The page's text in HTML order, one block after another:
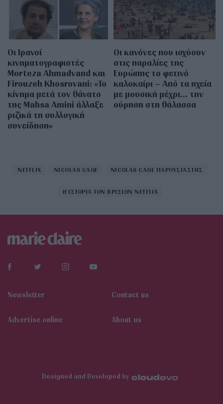
Οι Ιρανοί
κινηματογραφιστές
Morteza Ahmadvand και
Firouzeh Khosrovani: «Το
κίνημα μετά τον θάνατο
της Mahsa Amini άλλαξε
ριζικά τη συλλογική
συνείδηση»
Οι κανόνες που ισχύουν
στις παραλίες της
Ευρώπης το φετινό
καλοκαίρι – Από τα ηχεία
με μουσική μέχρι… την
ούρηση στη θάλασσα
NETFLIX NICOLAS CAGE NICOLAS CAGE ΠΑΡΟΥΣΙΑΣΤΗΣ
Η ΙΣΤΟΡΙΑ ΤΩΝ ΒΡΙΣΙΩΝ NETFLIX
Newsletter Contact us
Αdvertise online About us
Designed and Developed by